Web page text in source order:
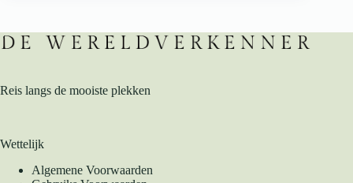
Reis langs de mooiste plekken
Wettelijk
Algemene Voorwaarden